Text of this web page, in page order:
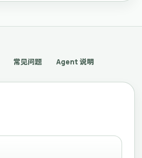
常见问题 Agent 说明